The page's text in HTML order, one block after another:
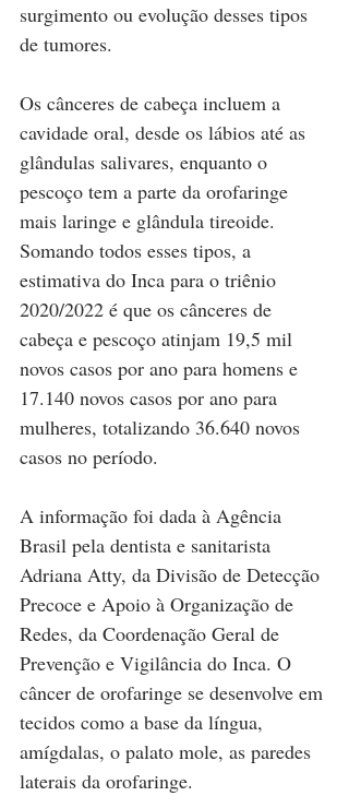
surgimento ou evolução desses tipos
de tumores.
Os cânceres de cabeça incluem a
cavidade oral, desde os lábios até as
glândulas salivares, enquanto o
pescoço tem a parte da orofaringe
mais laringe e glândula tireoide.
Somando todos esses tipos, a
estimativa do Inca para o triênio
2020/2022 é que os cânceres de
cabeça e pescoço atinjam 19,5 mil
novos casos por ano para homens e
17.140 novos casos por ano para
mulheres, totalizando 36.640 novos
casos no período.
A informação foi dada à Agência
Brasil pela dentista e sanitarista
Adriana Atty, da Divisão de Detecção
Precoce e Apoio à Organização de
Redes, da Coordenação Geral de
Prevenção e Vigilância do Inca. O
câncer de orofaringe se desenvolve em
tecidos como a base da língua,
amígdalas, o palato mole, as paredes
laterais da orofaringe.